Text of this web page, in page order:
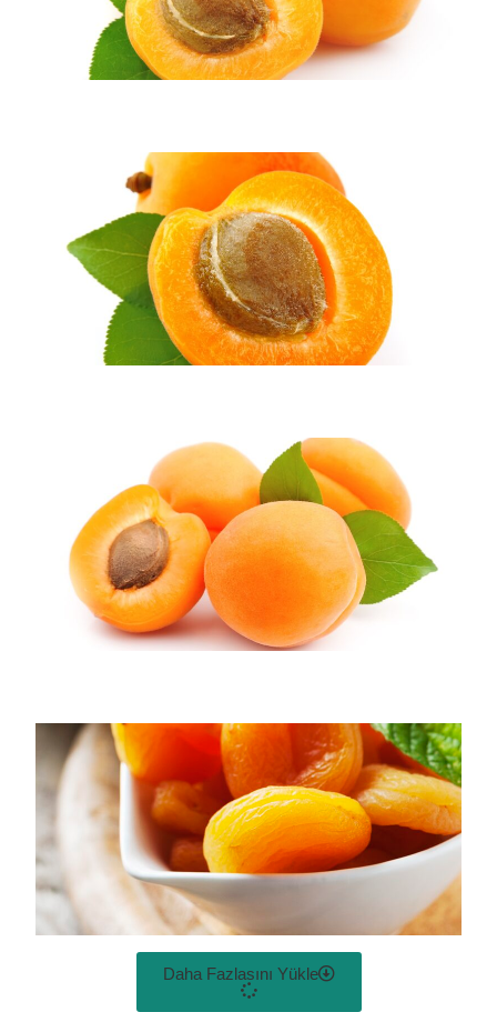
Daha Fazlasını Yükle